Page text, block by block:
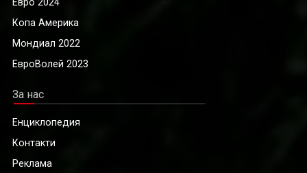
Копа Америка
Мондиал 2022
ЕвроВолей 2023
За нас
Енциклопедия
Контакти
Реклама